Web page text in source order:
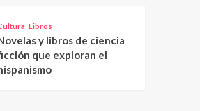
Libros
y libros de ciencia
que exploran el